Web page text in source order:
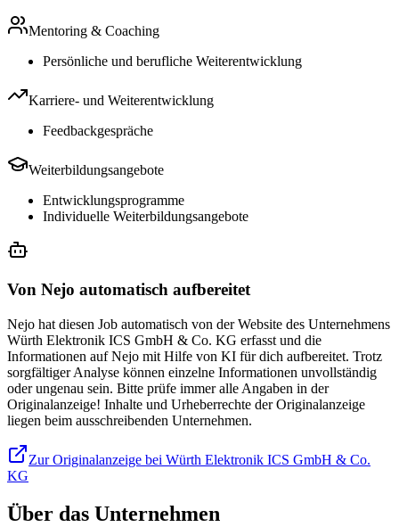
Mentoring & Coaching
Persönliche und berufliche Weiterentwicklung
Karriere- und Weiterentwicklung
Feedbackgespräche
Weiterbildungsangebote
Entwicklungsprogramme
Individuelle Weiterbildungsangebote
Von Nejo automatisch aufbereitet
Nejo hat diesen Job automatisch von der Website des Unternehmens
Würth Elektronik ICS GmbH & Co. KG erfasst und die
Informationen auf Nejo mit Hilfe von KI für dich aufbereitet. Trotz
sorgfältiger Analyse können einzelne Informationen unvollständig
oder ungenau sein. Bitte prüfe immer alle Angaben in der
Originalanzeige! Inhalte und Urheberrechte der Originalanzeige
liegen beim ausschreibenden Unternehmen.
Zur Originalanzeige bei Würth Elektronik ICS GmbH & Co.
KG
Über das Unternehmen